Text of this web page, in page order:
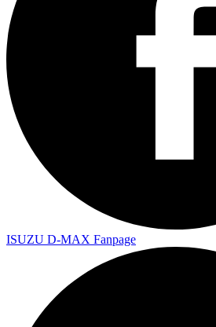
ISUZU D-MAX Fanpage